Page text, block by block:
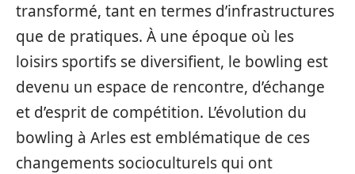
transformé, tant en termes d’infrastructures
que de pratiques. À une époque où les
loisirs sportifs se diversifient, le bowling est
devenu un espace de rencontre, d’échange
et d’esprit de compétition. L’évolution du
bowling à Arles est emblématique de ces
changements socioculturels qui ont